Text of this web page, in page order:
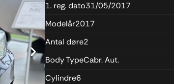
1. reg. dato31/05/2017
Modelår2017
Antal døre2
Body TypeCabr. Aut.
Cylindre6